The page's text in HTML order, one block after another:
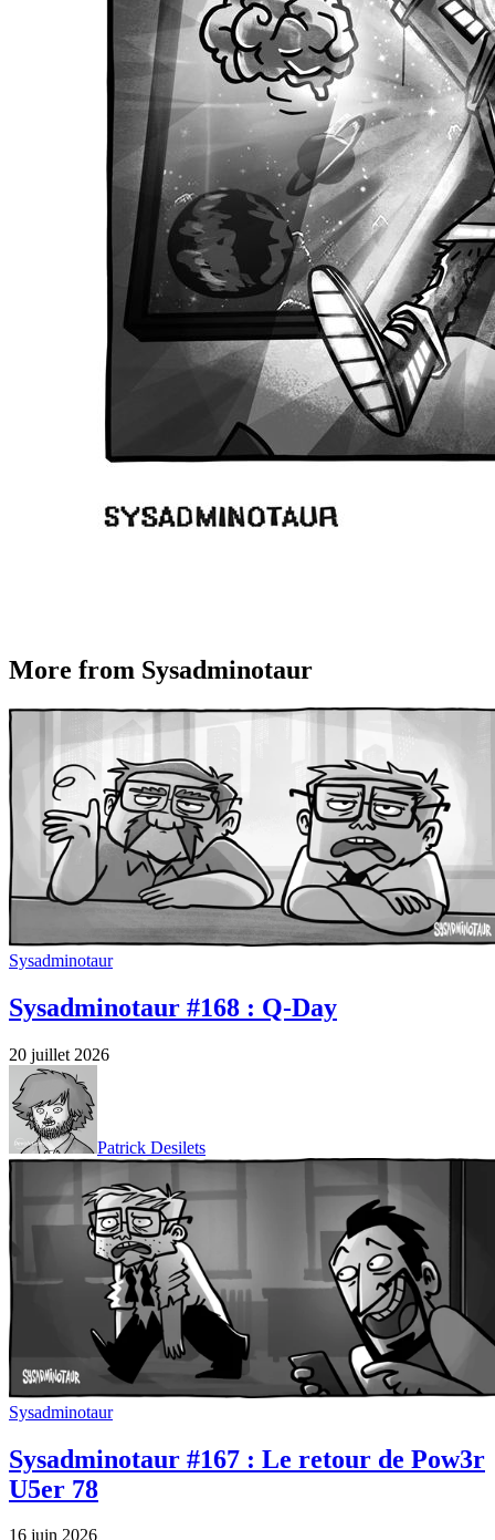
More from Sysadminotaur
Sysadminotaur
Sysadminotaur #168 : Q-Day
20 juillet 2026
Patrick Desilets
Sysadminotaur
Sysadminotaur #167 : Le retour de Pow3r
U5er 78
16 juin 2026